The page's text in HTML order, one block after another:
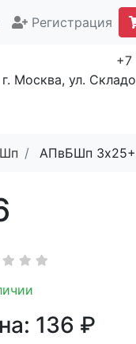
Регистрация
+7
г. Москва, ул.
АПвБШп
136 ₽